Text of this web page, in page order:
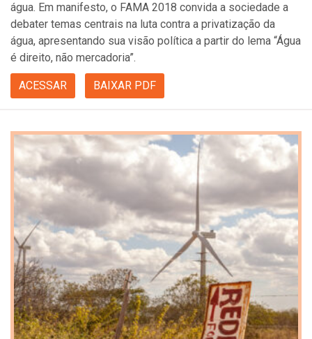
água. Em manifesto, o FAMA 2018 convida a sociedade a
debater temas centrais na luta contra a privatização da
água, apresentando sua visão política a partir do lema “Água
é direito, não mercadoria”.
ACESSAR BAIXAR PDF